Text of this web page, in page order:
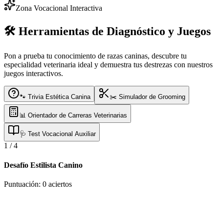
Zona Vocacional Interactiva
🛠️ Herramientas de Diagnóstico y Juegos
Pon a prueba tu conocimiento de razas caninas, descubre tu
especialidad veterinaria ideal y demuestra tus destrezas con nuestros
juegos interactivos.
🐾 Trivia Estética Canina ✂️ Simulador de Grooming
📊 Orientador de Carreras Veterinarias
🩺 Test Vocacional Auxiliar
1 /4
Desafío Estilista Canino
Puntuación: 0 aciertos